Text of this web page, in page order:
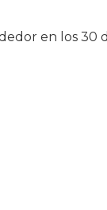
en los 30